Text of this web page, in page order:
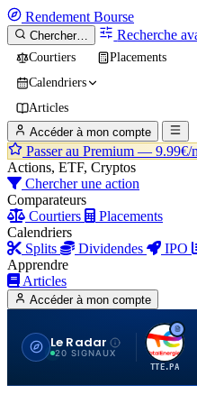
Rendement Bourse
Chercher… Recherche
Courtiers
Placements
Calendriers
Articles
Accéder à mon compte
Passer au Premium — 9.99€/
Actions, ETF, Cryptos
Chercher une action
Comparateurs
Courtiers
Placements
Calendriers
Splits
Dividendes IPO
Apprendre
Articles
Accéder à mon compte
Le Radar
20 SIGNAUX
T
TTE.PA